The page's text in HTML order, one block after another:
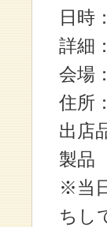
日時
詳細
会場
住所
出店
製品
※当
ちし